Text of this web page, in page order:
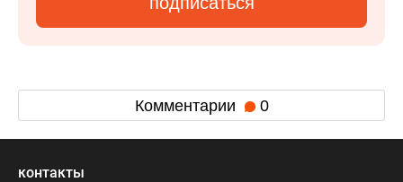
Комментарии 0
контакты